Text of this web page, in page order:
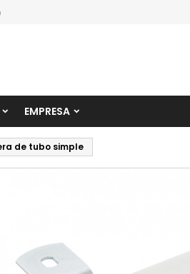
EMPRESA
de tubo simple